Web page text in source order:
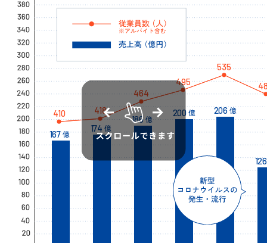
167億
174 億
186 億
200億 206億
126